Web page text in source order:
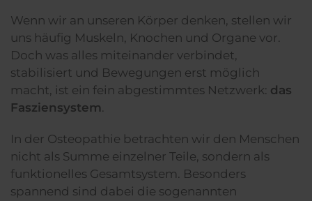
Wenn wir an unseren Körper denken, stellen wir
uns häufig Muskeln, Knochen und Organe vor.
Doch was alles miteinander verbindet,
stabilisiert und Bewegungen erst möglich
macht, ist ein fein abgestimmtes Netzwerk: das
Fasziensystem.
In der Osteopathie betrachten wir den Menschen
nicht als Summe einzelner Teile, sondern als
funktionelles Gesamtsystem. Besonders
spannend sind dabei die sogenannten